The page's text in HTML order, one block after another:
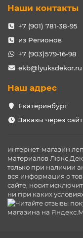
Наши контакты
+7 (901) 781-38-95
из Регионов
+7 (903)579-16-98
ekb@lyuksdekor.ru
Наш адрес
Екатеринбург
Заказы через
интернет-магазин
материалов Люкс
только при наличии
вся информация о
сайте, носит
ни при каких